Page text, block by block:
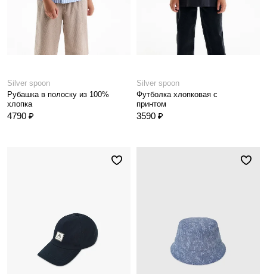
Silver spoon
Рубашка в полоску из 100%
хлопка
4790 ₽
Silver spoon
Футболка хлопковая с
принтом
3590 ₽